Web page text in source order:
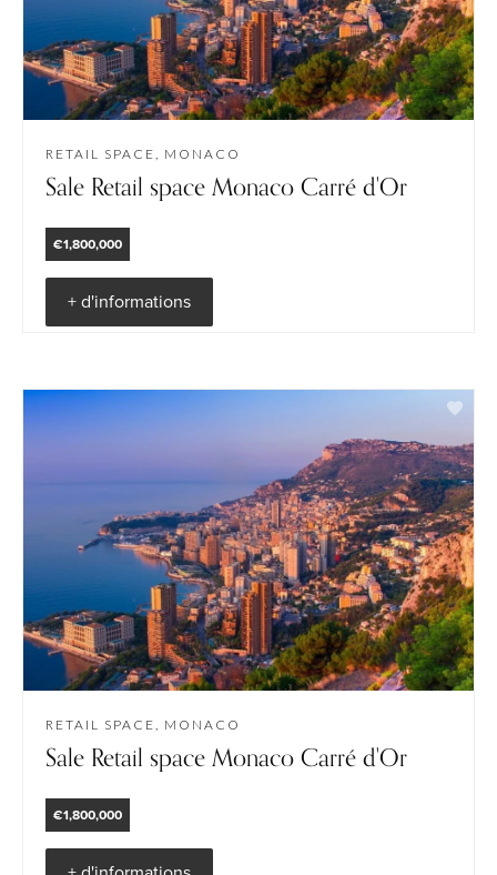
RETAIL SPACE, MONACO
Sale Retail space Monaco Carré d'Or
€1,800,000
+ d'informations
RETAIL SPACE, MONACO
Sale Retail space Monaco Carré d'Or
€1,800,000